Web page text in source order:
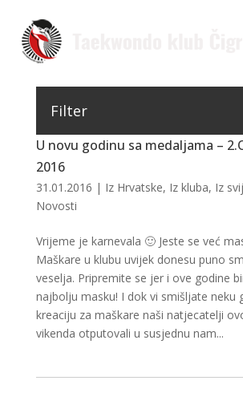
U novu godinu sa medaljama –
2016
31.01.2016 | Iz Hrvatske, Iz kluba, Iz
Novosti
Vrijeme je karnevala 🙂 Jeste se već
Maškare u klubu uvijek donesu puno
veselja. Pripremite se jer i ove godine
najbolju masku! I dok vi smišljate neku
kreaciju za maškare naši natjecatelji
vikenda otputovali u susjednu nam...
Filter